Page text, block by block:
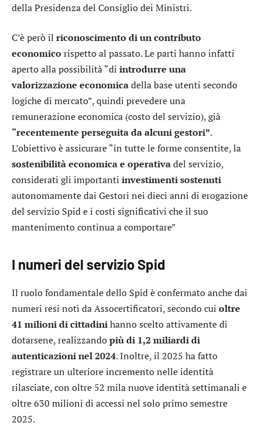
della Presidenza del Consiglio dei Ministri.
C’è però il riconoscimento di un contributo
economico rispetto al passato. Le parti hanno infatti
aperto alla possibilità “di introdurre una
valorizzazione economicadella base utenti secondo
logiche di mercato”, quindi prevedere una
remunerazione economica (costo del servizio), già
“recentemente perseguita da alcuni gestori”.
L’obiettivo è assicurare “in tutte le forme consentite, la
sostenibilità economica e operativadel servizio,
considerati gli importanti investimenti sostenuti
autonomamente dai Gestori nei dieci anni di erogazione
del servizio Spid e i costi significativi che il suo
mantenimento continua a comportare”
I numeri del servizio Spid
Il ruolo fondamentale dello Spid è confermato anche dai
numeri resi noti da Assocertificatori, secondo cui oltre
41 milioni di cittadinihanno scelto attivamente di
dotarsene, realizzandopiù di 1,2 miliardi di
autenticazioni nel 2024. Inoltre, il 2025 ha fatto
registrare un ulteriore incremento nelle identità
rilasciate, con oltre 52 mila nuove identità settimanali e
oltre 630 milioni di accessi nel solo primo semestre
2025.